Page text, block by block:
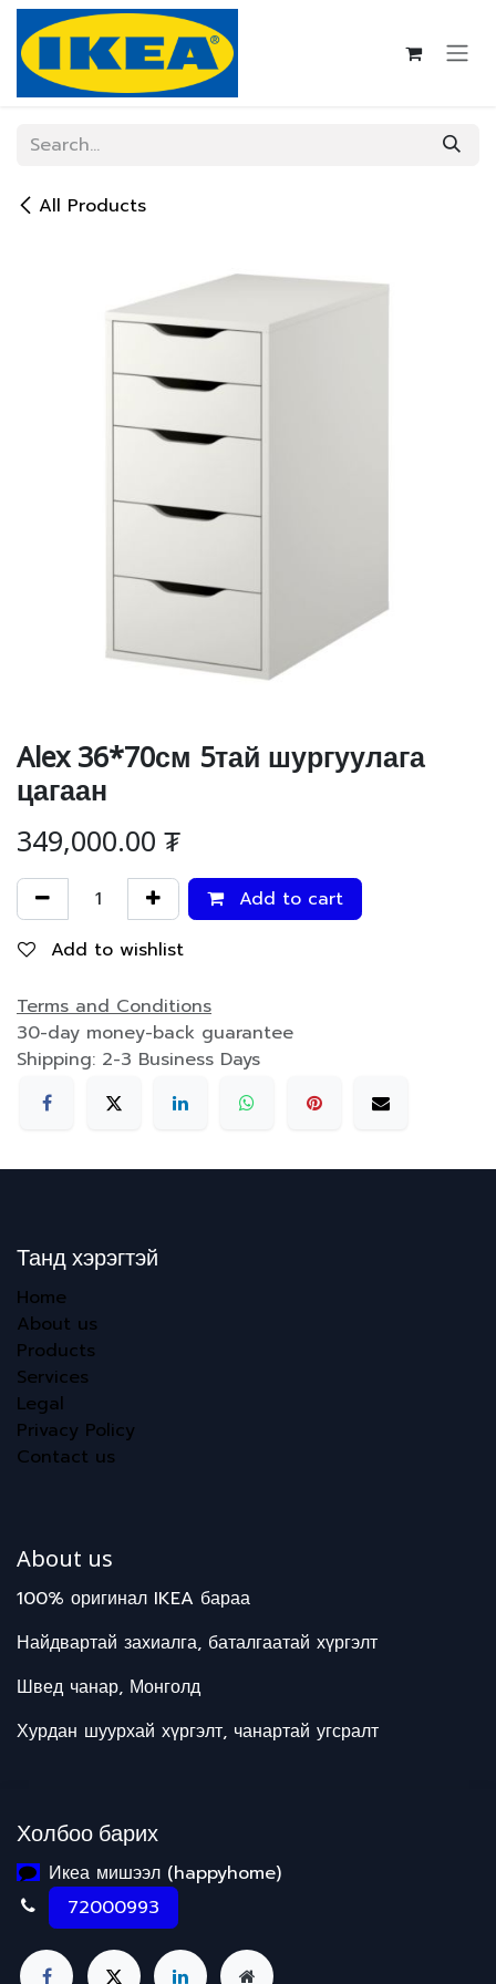
Skip to Content
All Products
Alex 36*70см 5тай шургуулага
цагаан
349,000.00₮
Add to cart
Add to wishlist
Terms and Conditions
30-day money-back guarantee
Shipping: 2-3 Business Days
Танд хэрэгтэй
Home
About us
Products
Services
Legal
Privacy Policy
Contact us
About us
100% оригинал IKEA бараа
Найдвартай захиалга, баталгаатай хүргэлт
Швед чанар, Монголд
Хурдан шуурхай хүргэлт, чанартай угсралт
Холбоо барих
Икеа мишээл (happyhome)
72000993